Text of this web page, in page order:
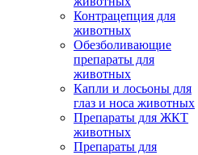
Контрацепция для
животных
Обезболивающие
препараты для
животных
Капли и лосьоны для
глаз и носа животных
Препараты для ЖКТ
животных
Препараты для